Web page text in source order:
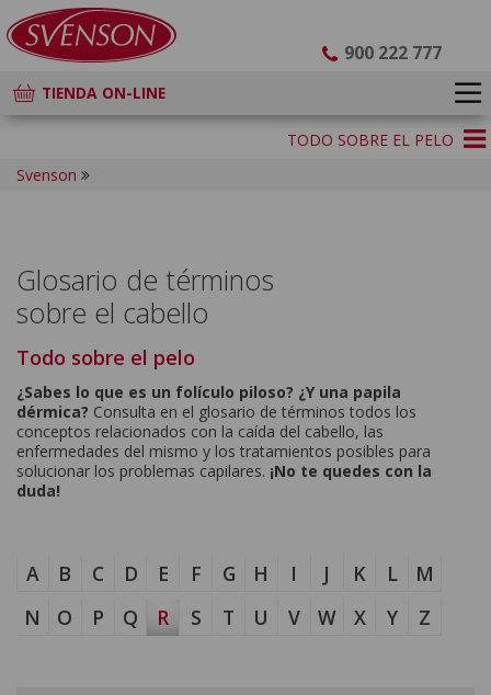
900 222 777
TIENDA ON-LINE
TODO SOBRE EL PELO
Svenson
Glosario de términos
sobre el cabello
Todo sobre el pelo
¿Sabes lo que es un folículo piloso? ¿Y una papila
dérmica? Consulta en el glosario de términos todos los
conceptos relacionados con la caída del cabello, las
enfermedades del mismo y los tratamientos posibles para
solucionar los problemas capilares. ¡No te quedes con la
duda!
A B C D E F G H I J K L
M
N
O P Q R S T U V W X Y Z